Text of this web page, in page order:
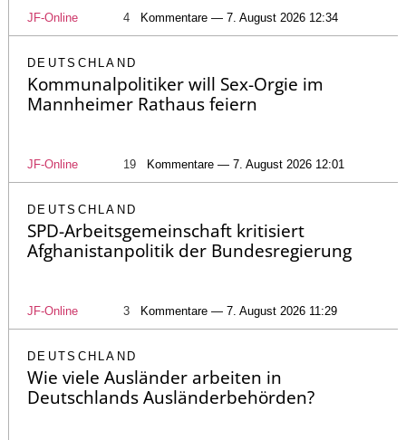
JF-Online 4 Kommentare — 7. August 2026 12:34
DEUTSCHLAND
Kommunalpolitiker will Sex-Orgie im
Mannheimer Rathaus feiern
JF-Online 19 Kommentare — 7. August 2026 12:01
DEUTSCHLAND
SPD-Arbeitsgemeinschaft kritisiert
Afghanistanpolitik der Bundesregierung
JF-Online 3 Kommentare — 7. August 2026 11:29
DEUTSCHLAND
Wie viele Ausländer arbeiten in
Deutschlands Ausländerbehörden?